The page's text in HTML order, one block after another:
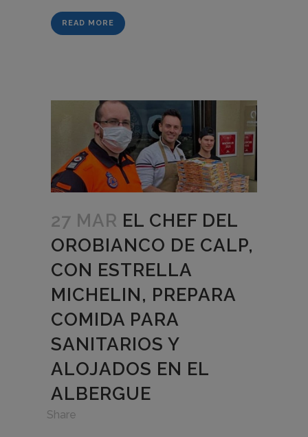
READ MORE
27 MAR EL CHEF DEL
OROBIANCO DE CALP,
CON ESTRELLA
MICHELIN, PREPARA
COMIDA PARA
SANITARIOS Y
ALOJADOS EN EL
ALBERGUE
Share